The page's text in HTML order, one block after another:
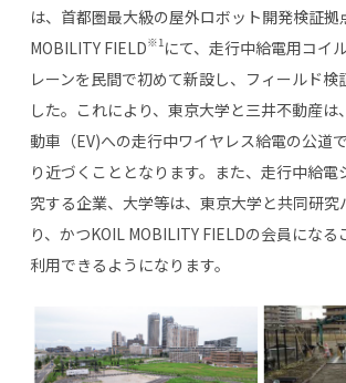
は、首都圏最大級の屋外ロボット開発検証拠
MOBILITY FIELD※1にて、走行中給電用コイ
レーンを民間で初めて新設し、フィールド検
した。これにより、東京大学と三井不動産は
動車（EV)への走行中ワイヤレス給電の公道
り近づくこととなります。また、走行中給電
究する企業、大学等は、東京大学と共同研究
り、かつKOIL MOBILITY FIELDの会員になる
利用できるようになります。